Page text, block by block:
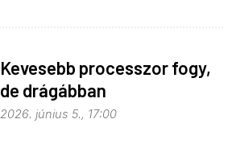
Kevesebb processzor fogy,
de drágábban
2026. június 5., 17:00